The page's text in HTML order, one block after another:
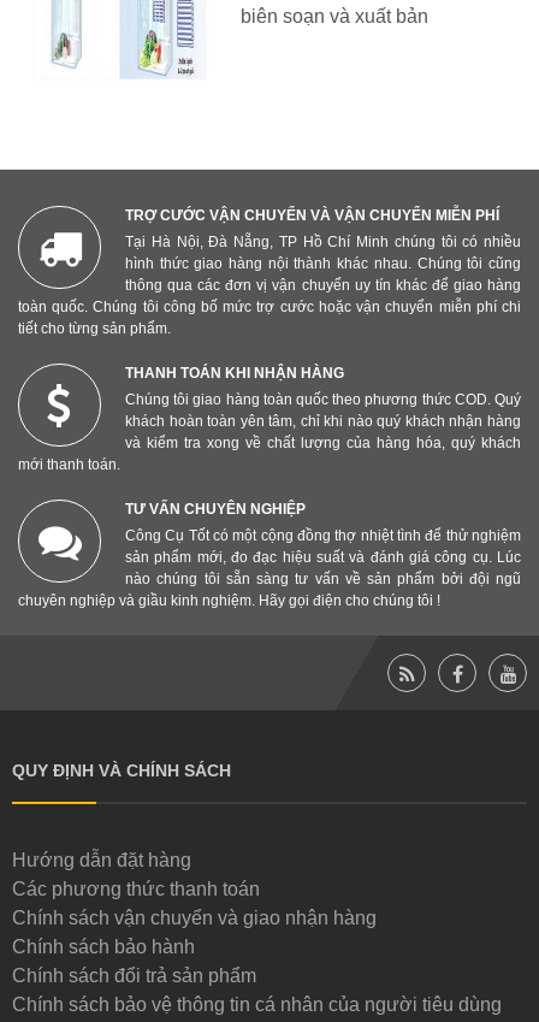
biên soạn và xuất bản
TRỢ CƯỚC VẬN CHUYỂN VÀ VẬN CHUYỂN MIỄN PHÍ
Tại Hà Nội, Đà Nẵng, TP Hồ Chí Minh chúng tôi có nhiều
hình thức giao hàng nội thành khác nhau. Chúng tôi cũng
thông qua các đơn vị vận chuyển uy tín khác để giao hàng
toàn quốc. Chúng tôi công bố mức trợ cước hoặc vận chuyển miễn phí chi
tiết cho từng sản phẩm.
THANH TOÁN KHI NHẬN HÀNG
Chúng tôi giao hàng toàn quốc theo phương thức COD. Quý
khách hoàn toàn yên tâm, chỉ khi nào quý khách nhận hàng
và kiểm tra xong về chất lượng của hàng hóa, quý khách
mới thanh toán.
TƯ VẤN CHUYÊN NGHIỆP
Công Cụ Tốt có một cộng đồng thợ nhiệt tình để thử nghiệm
sản phẩm mới, đo đạc hiệu suất và đánh giá công cụ. Lúc
nào chúng tôi sẵn sàng tư vấn về sản phẩm bởi đội ngũ
chuyên nghiệp và giầu kinh nghiệm. Hãy gọi điện cho chúng tôi !
QUY ĐỊNH VÀ CHÍNH SÁCH
Hướng dẫn đặt hàng
Các phương thức thanh toán
Chính sách vận chuyển và giao nhận hàng
Chính sách bảo hành
Chính sách đổi trả sản phẩm
Chính sách bảo vệ thông tin cá nhân của người tiêu dùng